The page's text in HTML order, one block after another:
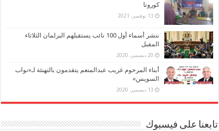
كورونا
13 نوفمبر، 2021
ننشر أسماء أول 100 نائب يستقبلهم البرلمان الثلاثاء
المقبل
20 ديسمبر، 2020
أبناء المرحوم غريب عبدالمنعم يتقدمون بالتهنئة لـ«نواب
السويس»
13 ديسمبر، 2020
تابعنا على فيسبوك